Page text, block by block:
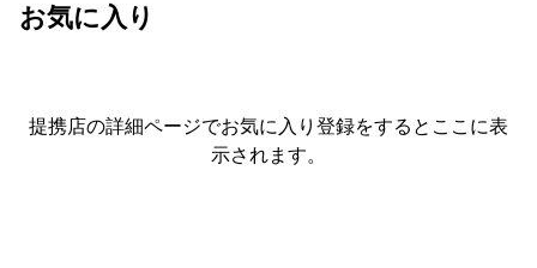
お気に入り
提携店の詳細ページでお気に入り登録をすると ここに表
示されます。